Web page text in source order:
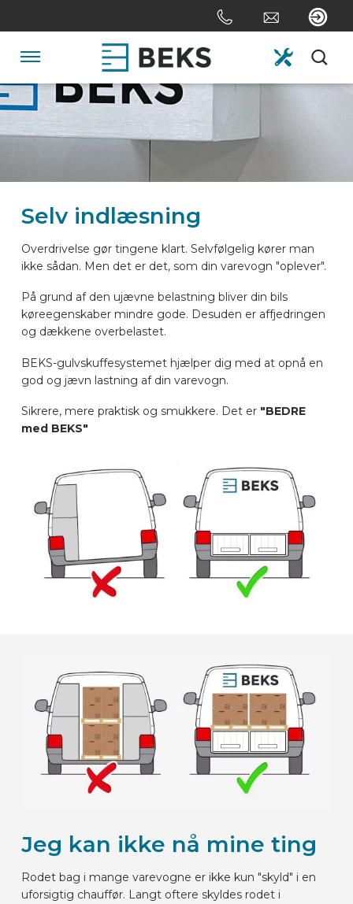
to
content
Jump
HOME
SYSTEMER
TILPASNING
SEKTORER
BILMÆRKER
KONTAKT
LAYOUT ONLINE
DA
Selv indlæsning
Overdrivelse gør tingene klart. Selvfølgelig kører man
ikke sådan. Men det er det, som din varevogn "oplever".
På grund af den ujævne belastning bliver din bils
køreegenskaber mindre gode. Desuden er affjedringen
og dækkene overbelastet.
BEKS-gulvskuffesystemet hjælper dig med at opnå en
god og jævn lastning af din varevogn.
Sikrere, mere praktisk og smukkere. Det er "BEDRE
med BEKS"
Jeg kan ikke nå mine ting
Rodet bag i mange varevogne er ikke kun "skyld" i en
uforsigtig chauffør. Langt oftere skyldes rodet i